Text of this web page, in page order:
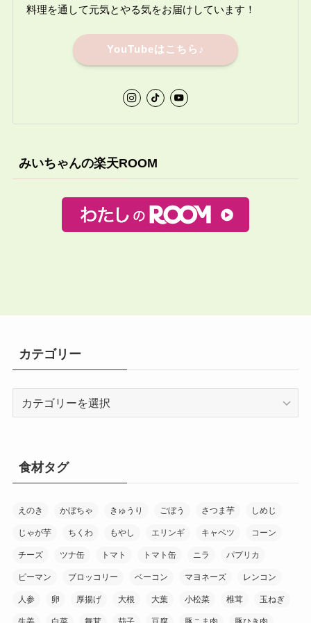
料理を通して元気とやる気をお届けしています！
YouTubeはこちら♪
みいちゃんの楽天ROOM
カテゴリー
ー
食材タグ
えのき かぼちゃ きゅうり ごぼう さつま芋 しめじ
じゃが芋 ちくわ もやし エリンギ キャベツ コーン
チーズ ツナ缶 トマト トマト缶 ニラ パプリカ
ピーマン ブロッコリー ベーコン マヨネーズ レンコン
人参 卵 厚揚げ 大根 大葉 小松菜 椎茸 玉ねぎ